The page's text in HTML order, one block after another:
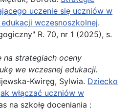
uczenie się uczniów w
wczesnoszkolnej.
R. 70, nr 1 (2025), s.
na strategiach oceny
we wczesnej edukacji.
Kwiręg, Sylwia. Dziecko
włączać uczniów w
na szkołę doceniania :